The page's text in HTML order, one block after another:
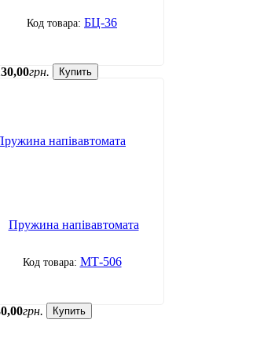
БЦ-36
,00грн. Купить
Пружина напівавтомата
МТ-506
,00грн. Купить